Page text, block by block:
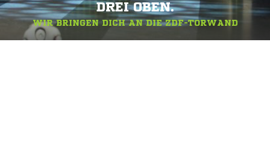
DREI OBEN.
WIR BRINGEN DICH AN DIE ZDF-TORWAND